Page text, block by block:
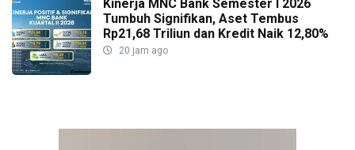
Kinerja MNC Bank Semester I 2026
Tumbuh Signifikan, Aset Tembus
Rp21,68 Triliun dan Kredit Naik 12,80%
20 jam ago